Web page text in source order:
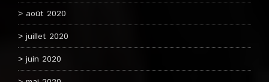
août 2020
juillet 2020
juin 2020